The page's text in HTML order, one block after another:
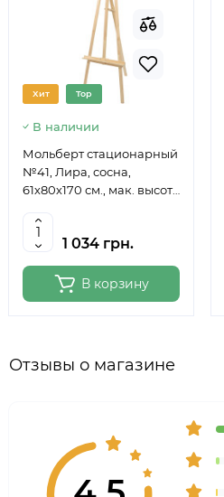
Хит Top
В наличии
Мольберт стационарный
№41, Лира, сосна,
61х80х170 см., мак. высота
Studio
1 034 грн.
В корзину
Отзывы о магазине